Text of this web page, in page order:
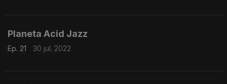
Planeta Acid Jazz
Ep. 21 30 jul. 2022